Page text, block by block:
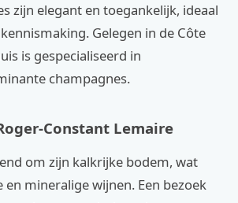
zijn elegant en toegankelijk, ideaal
Gelegen in de Côte
is gespecialiseerd in
champagnes.
Constant Lemaire
om zijn kalkrijke bodem, wat
mineralige wijnen. Een bezoek